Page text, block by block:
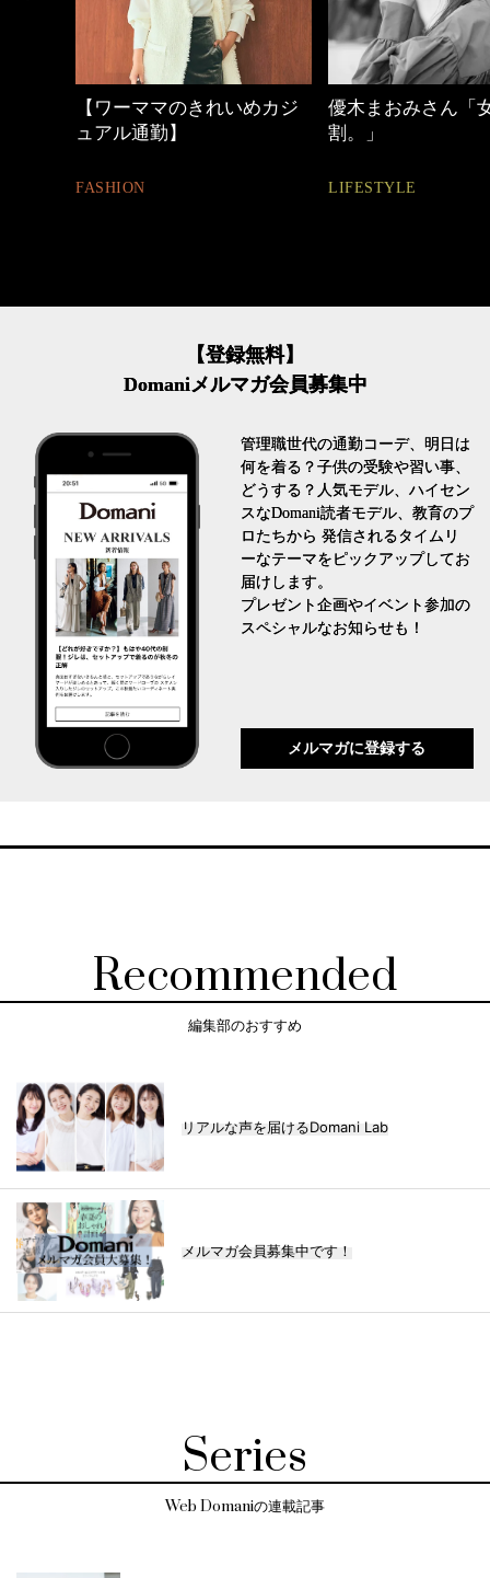
優木まおみさん「女の時間
割。」
LIFESTYLE
40代の小顔メイク
【登録無料】
Domaniメルマガ会員募集中
管理職世代の通勤コーデ、明日は
何を着る？子供の受験や習い事、
どうする？人気モデル、ハイセン
スなDomani読者モデル、教育のプ
ロたちから 発信されるタイムリ
ーなテーマをピックアップしてお
届けします。
プレゼント企画やイベント参加の
スペシャルなお知らせも！
メルマガに登録する
Recommended
編集部のおすすめ
リアルな声を届けるDomani Lab
メルマガ会員募集中です！
Series
Web Domaniの連載記事